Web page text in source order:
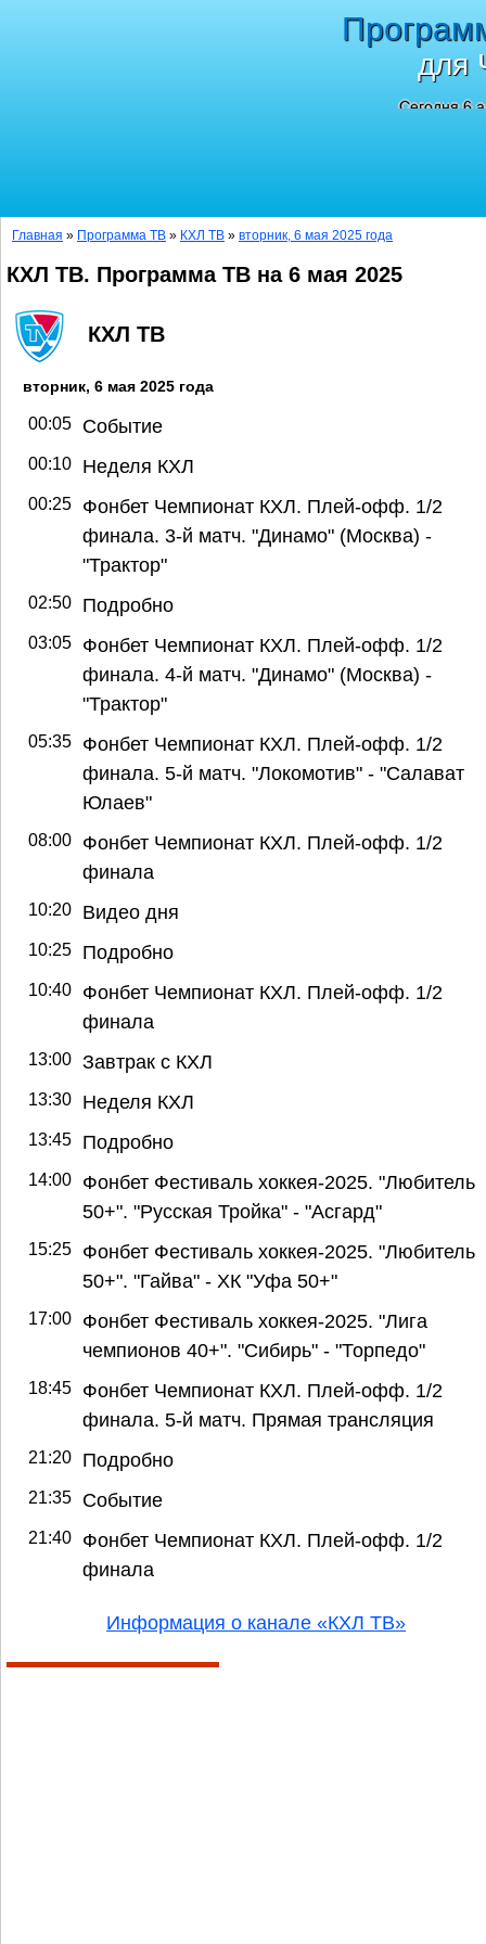
для
Сегодня 6
Главная » Программа ТВ » КХЛ ТВ » вторник, 6 мая 2025 года
КХЛ ТВ. Программа ТВ на 6 мая 2025
КХЛ ТВ
вторник, 6 мая 2025 года
00:05 Событие
00:10 Неделя КХЛ
00:25
Фонбет Чемпионат КХЛ. Плей-офф. 1/2
финала. 3-й матч. "Динамо" (Москва) -
"Трактор"
02:50 Подробно
03:05
Фонбет Чемпионат КХЛ. Плей-офф. 1/2
финала. 4-й матч. "Динамо" (Москва) -
"Трактор"
05:35
Фонбет Чемпионат КХЛ. Плей-офф. 1/2
финала. 5-й матч. "Локомотив" - "Салават
Юлаев"
08:00
Фонбет Чемпионат КХЛ. Плей-офф. 1/2
финала
10:20 Видео дня
10:25 Подробно
10:40
Фонбет Чемпионат КХЛ. Плей-офф. 1/2
финала
13:00 Завтрак с КХЛ
13:30 Неделя КХЛ
13:45 Подробно
14:00
Фонбет Фестиваль хоккея-2025. "Любитель
50+". "Русская Тройка" - "Асгард"
15:25
Фонбет Фестиваль хоккея-2025. "Любитель
50+". "Гайва" - ХК "Уфа 50+"
17:00
Фонбет Фестиваль хоккея-2025. "Лига
чемпионов 40+". "Сибирь" - "Торпедо"
18:45
Фонбет Чемпионат КХЛ. Плей-офф. 1/2
финала. 5-й матч. Прямая трансляция
21:20 Подробно
21:35 Событие
21:40
Фонбет Чемпионат КХЛ. Плей-офф. 1/2
финала
Информация о канале «КХЛ ТВ»